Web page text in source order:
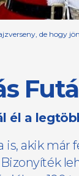
de hogy
él a
is, akik